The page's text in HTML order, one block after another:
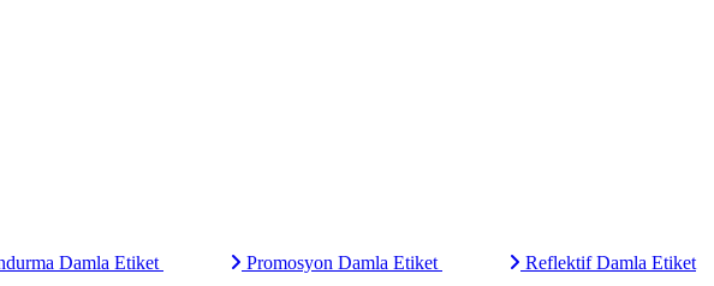
Damla Etiket Promosyon Damla Etiket
Reflektif Damla Etiket